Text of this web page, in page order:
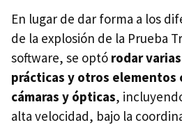
En lugar de dar forma a los
de la explosión de la Prueba
software, se optó rodar
prácticas y otros
cámaras y ópticas,
alta velocidad, bajo la